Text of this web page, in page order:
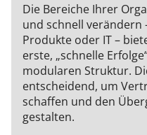
Die Bereiche Ihrer
und schnell verändern
Produkte oder IT –
erste, „schnelle
modularen Struktur.
entscheidend, um
schaffen und den
gestalten.